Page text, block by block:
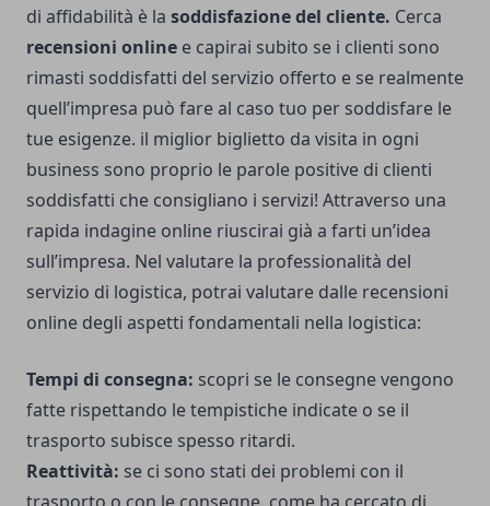
di affidabilità è la soddisfazione del cliente. Cerca
recensioni online e capirai subito se i clienti sono
rimasti soddisfatti del servizio offerto e se realmente
quell’impresa può fare al caso tuo per soddisfare le
tue esigenze. il miglior biglietto da visita in ogni
business sono proprio le parole positive di clienti
soddisfatti che consigliano i servizi! Attraverso una
rapida indagine online riuscirai già a farti un’idea
sull’impresa. Nel valutare la professionalità del
servizio di logistica, potrai valutare dalle recensioni
online degli aspetti fondamentali nella logistica:
Tempi di consegna: scopri se le consegne vengono
fatte rispettando le tempistiche indicate o se il
trasporto subisce spesso ritardi.
Reattività: se ci sono stati dei problemi con il